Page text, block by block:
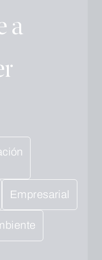
a
Empresarial